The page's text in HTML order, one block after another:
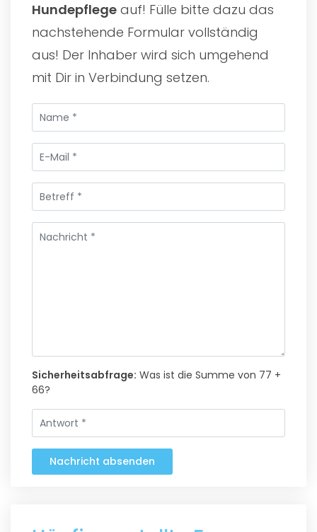
Hundepflege auf! Fülle bitte dazu das
nachstehende Formular vollständig
aus! Der Inhaber wird sich umgehend
mit Dir in Verbindung setzen.
Sicherheitsabfrage: Was ist die Summe von 77 +
66?
Nachricht absenden